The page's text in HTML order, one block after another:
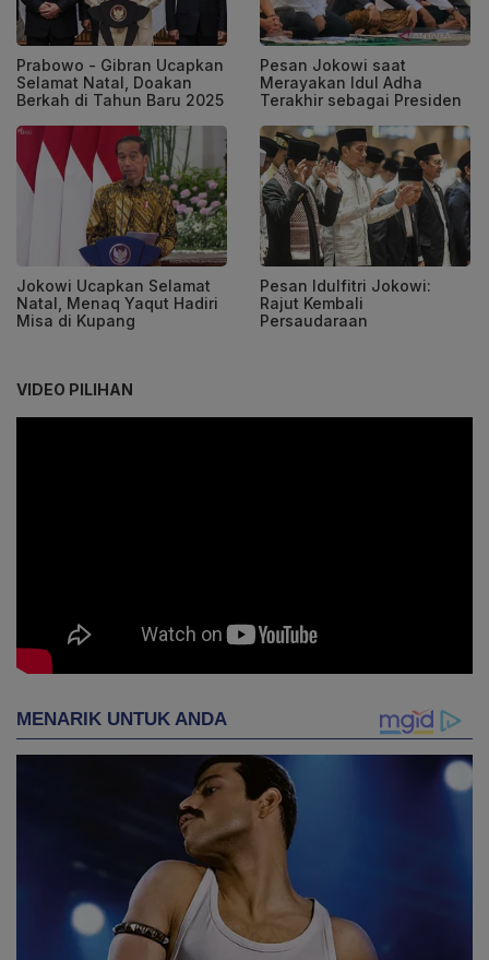
Prabowo - Gibran Ucapkan
Selamat Natal, Doakan
Berkah di Tahun Baru 2025
Pesan Jokowi saat
Merayakan Idul Adha
Terakhir sebagai Presiden
Jokowi Ucapkan Selamat
Natal, Menaq Yaqut Hadiri
Misa di Kupang
Pesan Idulfitri Jokowi:
Rajut Kembali
Persaudaraan
VIDEO PILIHAN